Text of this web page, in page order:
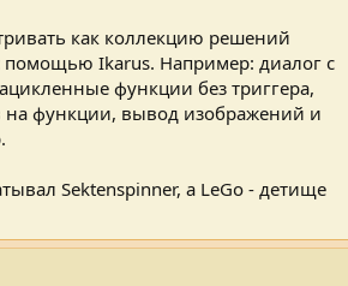
как коллекцию решений
помощью Ikarus. Например: диалог с
функции без триггера,
на функции, вывод изображений и
Sektenspinner, а LeGo - детище